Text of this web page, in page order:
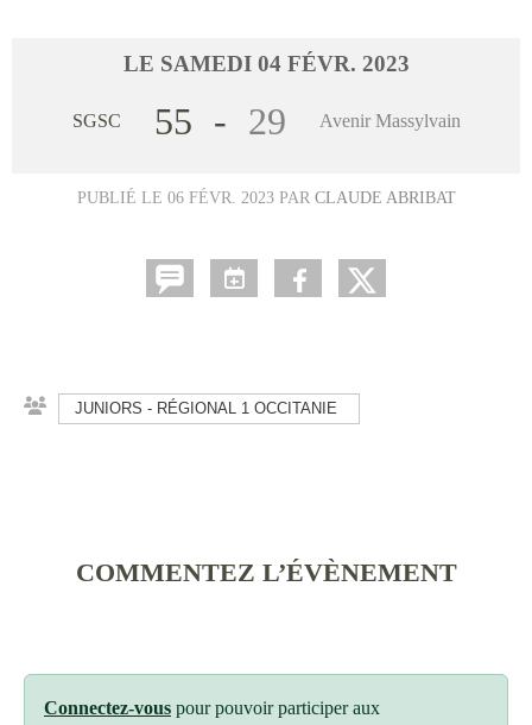
LE SAMEDI 04 FÉVR. 2023
SGSC 55 - 29 Avenir Massylvain
PUBLIÉ LE 06 FÉVR. 2023PAR CLAUDE ABRIBAT
JUNIORS - RÉGIONAL 1 OCCITANIE
COMMENTEZ L’ÉVÈNEMENT
Connectez-vous pour pouvoir participer aux